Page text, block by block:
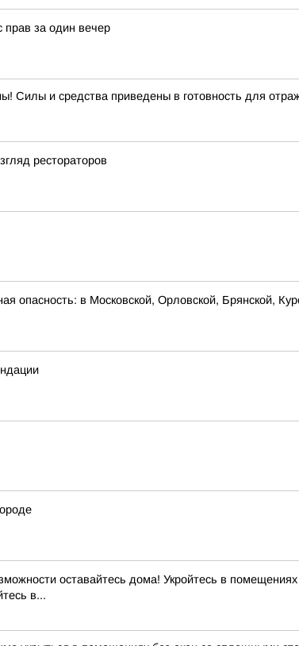
прав за один вечер
и средства приведены в готовность для
рестораторов
опасность: в Московской, Орловской, Брянской,
оставайтесь дома! Укройтесь в
в...